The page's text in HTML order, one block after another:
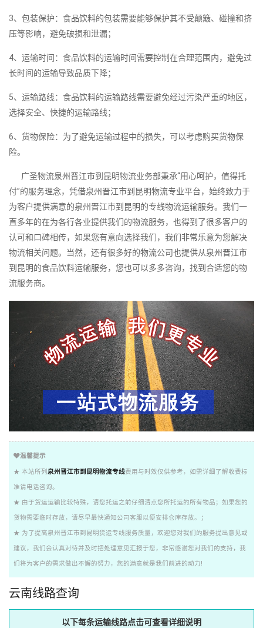
3、包装保护：食品饮料的包装需要能够保护其不受颠簸、碰撞和挤
压等影响，避免破损和泄漏；
4、运输时间：食品饮料的运输时间需要控制在合理范围内，避免过
长时间的运输导致品质下降；
5、运输路线：食品饮料的运输路线需要避免经过污染严重的地区，
选择安全、快捷的运输路线；
6、货物保险：为了避免运输过程中的损失，可以考虑购买货物保
险。
广圣物流泉州晋江市到昆明物流业务部秉承“用心呵护，值得托
付”的服务理念，凭借泉州晋江市到昆明物流专业平台，始终致力于
为客户提供满意的泉州晋江市到昆明的专线物流运输服务。我们一
直多年的在为各行各业提供我们的物流服务，也得到了很多客户的
认可和口碑相传，如果您有意向选择我们，我们非常乐意为您解决
物流相关问题。当然，还有很多好的物流公司也提供从泉州晋江市
到昆明的食品饮料运输服务，您也可以多多咨询，找到合适您的物
流服务商。
温馨提示
★ 本站所列 泉州晋江市到昆明物流专线费用与时效仅供参考，如需详细了解收费标
准请电话咨询。
★ 由于货运运输比较特殊，请您托运之前仔细清点您所托运的所有物品；如果您的
货物需要临时存放，请尽早最快通知公司客服以便安排仓库存放。；
★ 为了提高泉州晋江市到昆明货运专线服务质量，欢迎您对我们的服务提出意见或
建议，我们会认真对待并及时把处理意见汇报于您，非常感谢您对我们的支持，我
们将为客户的需求做出不懈的努力，您的满意就是我们前进的动力!
云南线路查询
以下每条运输线路点击可查看详细说明